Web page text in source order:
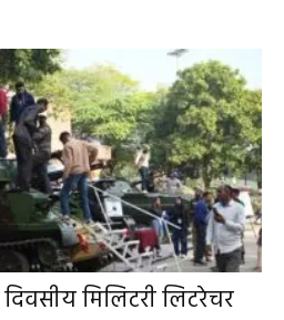
मिलिटरी लिटरेचर